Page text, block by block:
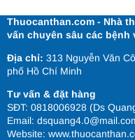
Thuocanthan.com - Nhà
vấn chuyên sâu các bệnh
Địa chỉ: 313 Nguyễn Văn
phố Hồ Chí Minh
Tư vấn & đặt hàng
SĐT: 0818006928 (Ds
Email:
Website: